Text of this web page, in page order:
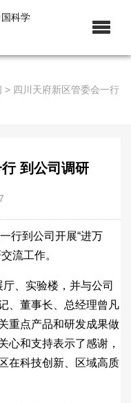
> 四川天府新区管委会一行
到公司调研
行到公司开展“进万
流工作。
、实验楼，并与公司
、董事长、总经理曾凡
重点产品和研发成果做
心和支持表示了感谢，
在科技创新、区域高质